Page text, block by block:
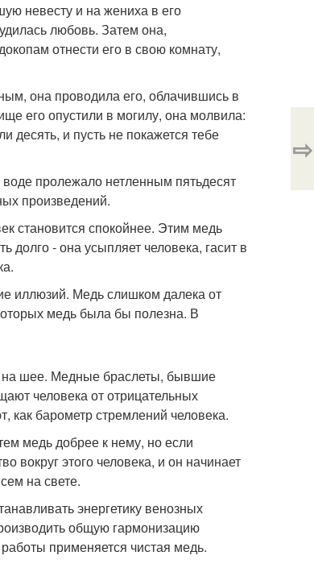
невесту и на жениха в его
любовь. Затем она,
отнести его в свою комнату,
она проводила его, облачившись в
его опустили в могилу, она молвила:
десять, и пусть не покажется тебе
пролежало нетленным пятьдесят
произведений.
становится спокойнее. Этим медь
- она усыпляет человека, гасит в
иллюзий. Медь слишком далека от
медь была бы полезна. В
на шее. Медные браслеты, бывшие
человека от отрицательных
как барометр стремлений человека.
медь добрее к нему, но если
вокруг этого человека, и он начинает
на свете.
энергетику венозных
общую гармонизацию
применяется чистая медь.
⇨